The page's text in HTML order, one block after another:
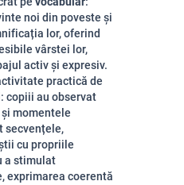
noi din poveste și
lor, oferind
vârstei lor,
activ și expresiv.
practică de
: copiii au observat
momentele
secvențele,
cu propriile
a stimulat
exprimarea coerentă